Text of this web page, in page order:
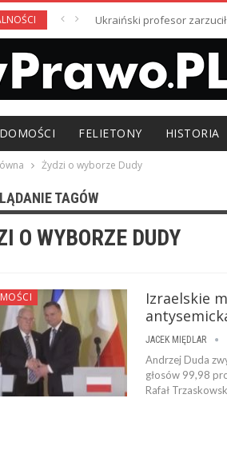
Ukraiński profesor
FELIETONY HISTORIA
Żydzi o wyborze Dudy
TAGÓW
O WYBORZE DUDY
Izraelskie
JACEK MIĘDLAR
Andrzej Duda
głosów 99,98
Rafał